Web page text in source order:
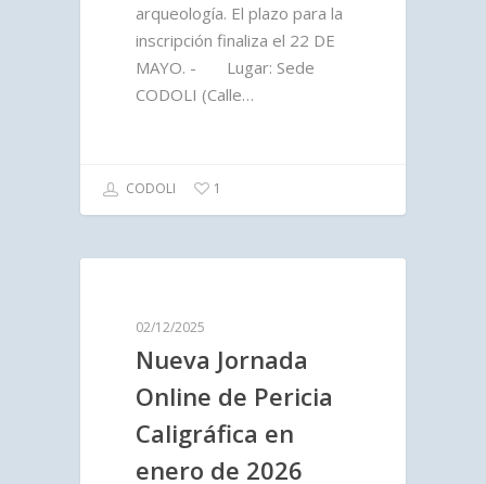
arqueología. El plazo para la
inscripción finaliza el 22 DE
MAYO. - Lugar: Sede
CODOLI (Calle…
CODOLI 1
02/12/2025
Nueva Jornada
Online de Pericia
Caligráfica en
enero de 2026